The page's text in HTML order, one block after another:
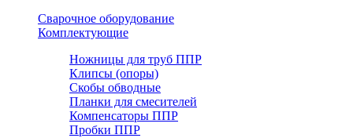
Сварочное оборудование
Комплектующие
Ножницы для труб ППР
Клипсы (опоры)
Скобы обводные
Планки для смесителей
Компенсаторы ППР
Пробки ППР